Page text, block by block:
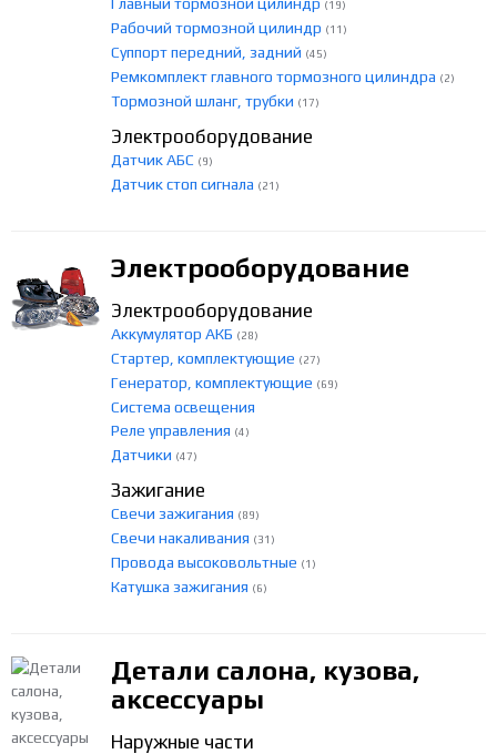
(19)
Рабочий тормозной цилиндр (11)
Суппорт передний, задний (45)
Ремкомплект главного тормозного цилиндра (2)
Тормозной шланг, трубки (17)
Электрооборудование
Датчик АБС (9)
Датчик стоп сигнала (21)
Электрооборудование
Электрооборудование
Аккумулятор АКБ (28)
Стартер, комплектующие (27)
Генератор, комплектующие (69)
Система освещения
Реле управления (4)
Датчики (47)
Зажигание
Свечи зажигания (89)
Свечи накаливания (31)
Провода высоковольтные (1)
Катушка зажигания (6)
Детали салона, кузова,
аксессуары
Наружные части